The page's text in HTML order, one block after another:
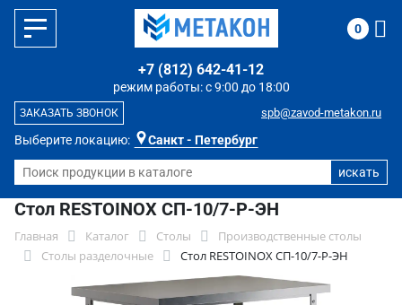
Выберите локацию: Санкт - Петербург
режим работы: с 9:00 до 18:00
+7 (812) 642-41-12
spb@zavod-metakon.ru
ЗАКАЗАТЬ ЗВОНОК
0
Стол RESTOINOX СП-10/7-Р-ЭН
Главная Каталог Столы
Производственные столы
Столы разделочные
Стол RESTOINOX СП-10/7-Р-ЭН